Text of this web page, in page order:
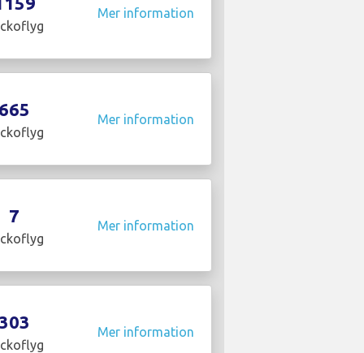
Mer information
Mer information
7 Mer information
Mer information